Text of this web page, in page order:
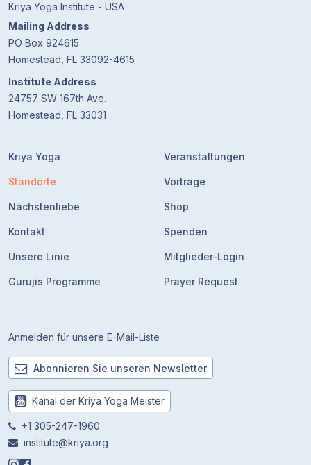
Mitglieder-
Login
Kriya Yoga Institute - USA
Mailing Address
PO Box 924615
Homestead, FL 33092-4615
Institute Address
24757 SW 167th Ave.
Homestead, FL 33031
Kriya Yoga
Standorte
Nächstenliebe
Kontakt
Unsere Linie
Gurujis Programme
Veranstaltungen
Vorträge
Shop
Spenden
Mitglieder-Login
Prayer Request
Anmelden für unsere E-Mail-Liste
Abonnieren Sie unseren Newsletter
Kanal der Kriya Yoga Meister
+1 305-247-1960
institute@kriya.org